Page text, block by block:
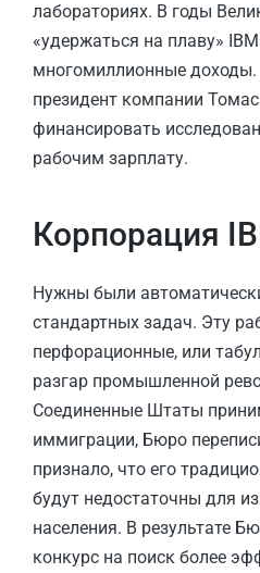
лабораториях. В годы
«удержаться на плаву»
многомиллионные доходы.
президент компании
финансировать
рабочим зарплату.
Корпорация
Нужны были
стандартных задач. Эту
перфорационные, или
разгар промышленной
Соединенные Штаты
иммиграции, Бюро
признало, что его
будут недостаточны для
населения. В результате
конкурс на поиск более